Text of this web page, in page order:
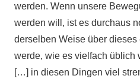
werden. Wenn unsere
werden will, ist es durchaus
derselben Weise über
werde, wie es vielfach
[…] in diesen Dingen viel